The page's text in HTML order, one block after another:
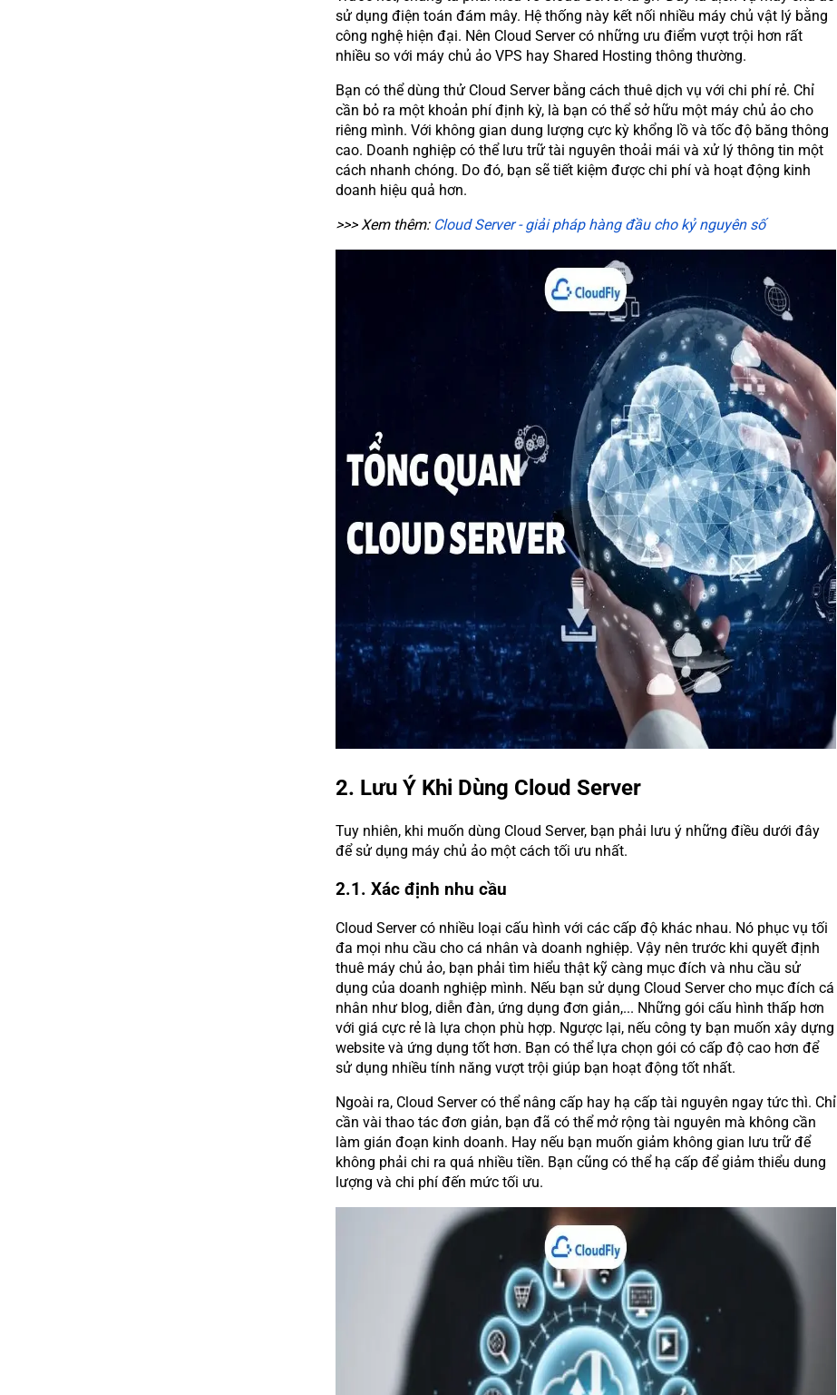
sử dụng điện toán đám mây. Hệ thống này kết nối nhiều máy chủ vật lý bằng
công nghệ hiện đại. Nên Cloud Server có những ưu điểm vượt trội hơn rất
nhiều so với máy chủ ảo VPS hay Shared Hosting thông thường.
Bạn có thể dùng thử Cloud Server bằng cách thuê dịch vụ với chi phí rẻ. Chỉ
cần bỏ ra một khoản phí định kỳ, là bạn có thể sở hữu một máy chủ ảo cho
riêng mình. Với không gian dung lượng cực kỳ khổng lồ và tốc độ băng thông
cao. Doanh nghiệp có thể lưu trữ tài nguyên thoải mái và xử lý thông tin một
cách nhanh chóng. Do đó, bạn sẽ tiết kiệm được chi phí và hoạt động kinh
doanh hiệu quả hơn.
>>> Xem thêm: Cloud Server - giải pháp hàng đầu cho kỷ nguyên số
2. Lưu Ý Khi Dùng Cloud Server
Tuy nhiên, khi muốn dùng Cloud Server, bạn phải lưu ý những điều dưới đây
để sử dụng máy chủ ảo một cách tối ưu nhất.
2.1. Xác định nhu cầu
Cloud Server có nhiều loại cấu hình với các cấp độ khác nhau. Nó phục vụ tối
đa mọi nhu cầu cho cá nhân và doanh nghiệp. Vậy nên trước khi quyết định
thuê máy chủ ảo, bạn phải tìm hiểu thật kỹ càng mục đích và nhu cầu sử
dụng của doanh nghiệp mình. Nếu bạn sử dụng Cloud Server cho mục đích cá
nhân như blog, diễn đàn, ứng dụng đơn giản,... Những gói cấu hình thấp hơn
với giá cực rẻ là lựa chọn phù hợp. Ngược lại, nếu công ty bạn muốn xây dựng
website và ứng dụng tốt hơn. Bạn có thể lựa chọn gói có cấp độ cao hơn để
sử dụng nhiều tính năng vượt trội giúp bạn hoạt động tốt nhất.
Ngoài ra, Cloud Server có thể nâng cấp hay hạ cấp tài nguyên ngay tức thì. Chỉ
cần vài thao tác đơn giản, bạn đã có thể mở rộng tài nguyên mà không cần
làm gián đoạn kinh doanh. Hay nếu bạn muốn giảm không gian lưu trữ để
không phải chi ra quá nhiều tiền. Bạn cũng có thể hạ cấp để giảm thiểu dung
lượng và chi phí đến mức tối ưu.